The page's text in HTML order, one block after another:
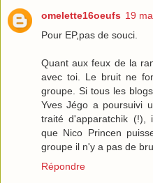
omelette16oeufs 19
Pour EP,pas de souci.
Quant aux feux de la
avec toi. Le bruit ne
groupe. Si tous les
Yves Jégo a poursuivi
traité d'apparatchik (!),
que Nico Princen
groupe il n'y a pas de
Répondre